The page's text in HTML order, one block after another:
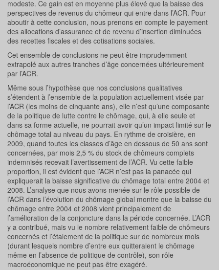
modeste. Ce gain est en moyenne plus élevé que la baisse des
perspectives de revenus du chômeur qui entre dans l’ACR. Pour
aboutir à cette conclusion, nous prenons en compte le payement
des allocations d’assurance et de revenu d’insertion diminuées
des recettes fiscales et des cotisations sociales.
Cet ensemble de conclusions ne peut être imprudemment
extrapolé aux autres tranches d’âge concernées ultérieurement
par l’ACR.
Même sous l’hypothèse que nos conclusions qualitatives
s’étendent à l’ensemble de la population actuellement visée par
l’ACR (les moins de cinquante ans), elle n’est qu’une composante
de la politique de lutte contre le chômage, qui, à elle seule et
dans sa forme actuelle, ne pourrait avoir qu’un impact limité sur le
chômage total au niveau du pays. En rythme de croisière, en
2009, quand toutes les classes d’âge en dessous de 50 ans sont
concernées, par mois 2,5 % du stock de chômeurs complets
indemnisés recevait l’avertissement de l’ACR. Vu cette faible
proportion, il est évident que l’ACR n’est pas la panacée qui
expliquerait la baisse significative du chômage total entre 2004 et
2008. L’analyse que nous avons menée sur le rôle possible de
l’ACR dans l’évolution du chômage global montre que la baisse du
chômage entre 2004 et 2008 vient principalement de
l’amélioration de la conjoncture dans la période concernée. L’ACR
y a contribué, mais vu le nombre relativement faible de chômeurs
concernés et l’étalement de la politique sur de nombreux mois
(durant lesquels nombre d’entre eux quitteraient le chômage
même en l’absence de politique de contrôle), son rôle
macroéconomique ne peut pas être exagéré.